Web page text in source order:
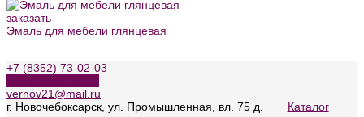
заказать
Эмаль для мебели глянцевая
+7 (8352) 73-02-03
vernov21@mail.ru
г. Новочебоксарск, ул. Промышленная, вл. 75 д.
Каталог